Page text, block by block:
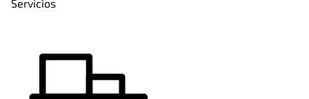
Servicios